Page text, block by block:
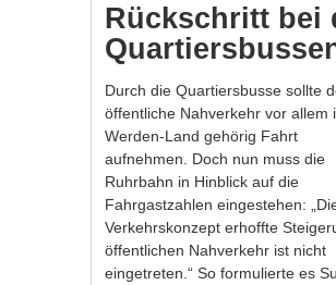
Rückschritt bei
Durch die Quartiersbusse sollte
öffentliche Nahverkehr vor allem
Werden-Land gehörig Fahrt
aufnehmen. Doch nun muss die
Ruhrbahn in Hinblick auf die
Fahrgastzahlen eingestehen:
Verkehrskonzept erhoffte
öffentlichen Nahverkehr ist nicht
eingetreten.“ So formulierte es